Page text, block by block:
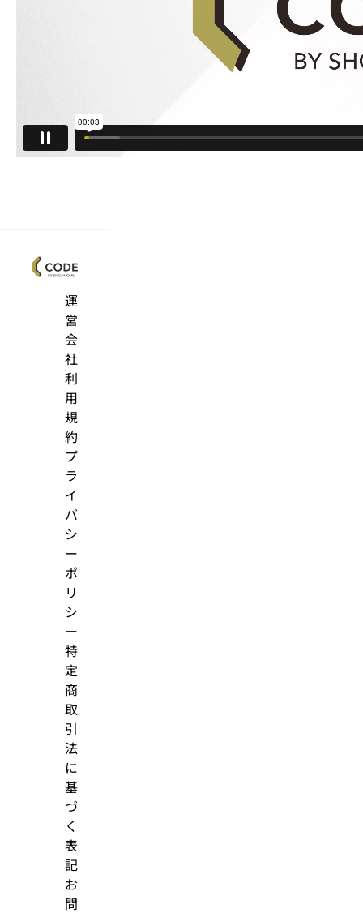
運
営
会
社
利
用
規
約
プ
ラ
イ
バ
シ
ー
ポ
リ
シ
ー
特
定
商
取
引
法
に
基
づ
く
表
記
お
問